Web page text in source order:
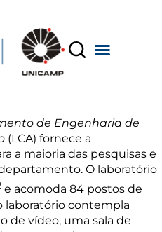
de Engenharia de
(LCA) fornece a
a maioria das pesquisas e
O laboratório
e acomoda 84 postos de
laboratório contempla
de vídeo, uma sala de